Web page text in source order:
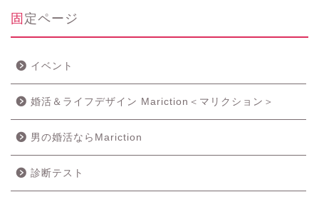
固定ページ
イベント
婚活＆ライフデザイン Mariction＜マリクション＞
男の婚活ならMariction
診断テスト